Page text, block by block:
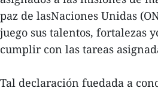
paz de lasNaciones Unidas
juego sus talentos, fortalezas
cumplir con las tareas
Tal declaración fuedada a